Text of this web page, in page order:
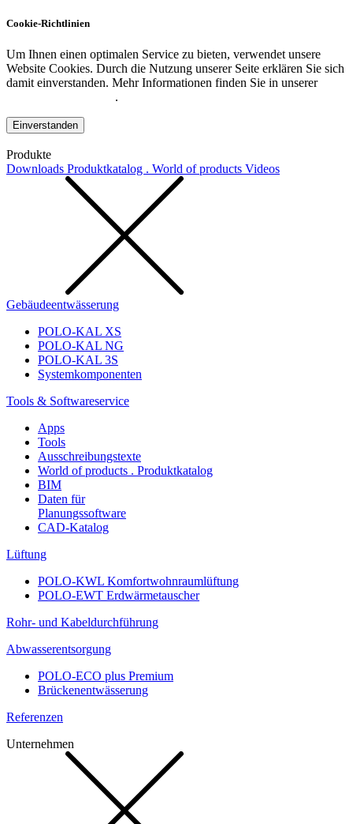
Cookie-Richtlinien
Um Ihnen einen optimalen Service zu bieten, verwendet unsere
Website Cookies. Durch die Nutzung unserer Seite erklären Sie sich
damit einverstanden. Mehr Informationen finden Sie in unserer
.
Einverstanden
Produkte
Downloads Produktkatalog . World of products Videos
Gebäudeentwässerung
POLO-KAL XS
POLO-KAL NG
POLO-KAL 3S
Systemkomponenten
Tools & Softwareservice
Apps
Tools
Ausschreibungstexte
World of products . Produktkatalog
BIM
Daten für
Planungssoftware
CAD-Katalog
Lüftung
POLO-KWL Komfortwohnraumlüftung
POLO-EWT Erdwärmetauscher
Rohr- und Kabeldurchführung
Abwasserentsorgung
POLO-ECO plus Premium
Brückenentwässerung
Referenzen
Unternehmen